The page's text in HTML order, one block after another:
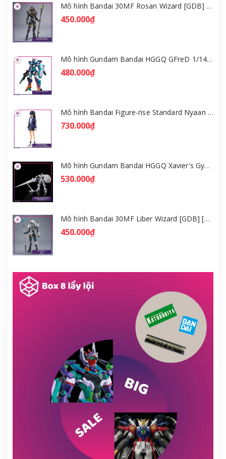
Mô hình Bandai 30MF Rosan Wizard [GDB] [30MF]
450.000₫
Mô hình Gundam Bandai HGGQ GFreD 1/144 [GDB] [BHG]
480.000₫
Mô hình Bandai Figure-rise Standard Nyaan - Gundam GQuuuuuuX [GDB] [FRS]
730.000₫
Mô hình Gundam Bandai HGGQ Xavier's Gyan Hakuji-Packs 1/144 [GDB] [BHG]
530.000₫
Mô hình Bandai 30MF Liber Wizard [GDB] [30MF]
450.000₫